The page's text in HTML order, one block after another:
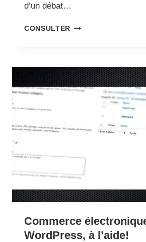
d’un débat…
CONSULTER SITES
GRAND
DÉBAT
QUI
RÉGLER
Commerce
WordPress, à l’aide!